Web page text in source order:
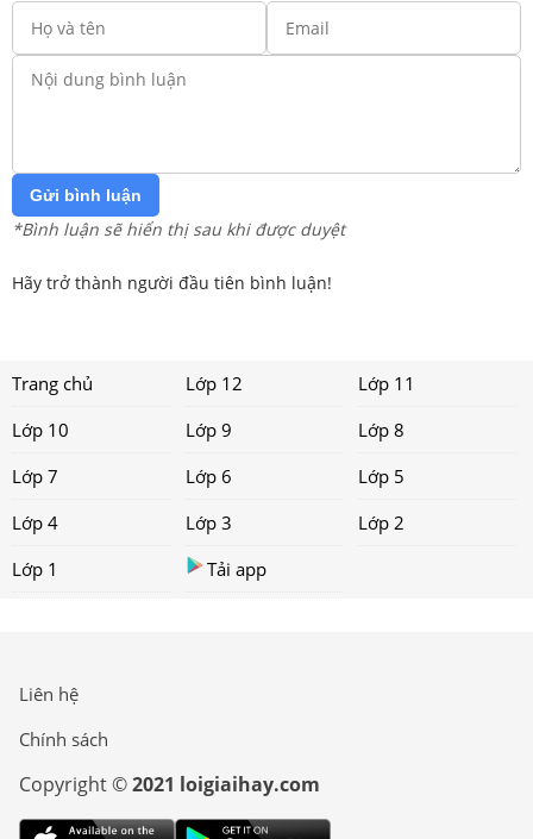
Gửi bình luận
*Bình luận sẽ hiển thị sau khi được duyệt
Hãy trở thành người đầu tiên bình luận!
Trang chủ Lớp 12
Lớp 11
Lớp 10
Lớp 9
Lớp 8
Lớp 7
Lớp 6
Lớp 5
Lớp 4
Lớp 3
Lớp 2
Lớp 1
Tải app
Liên hệ
Chính sách
Copyright ©2021 loigiaihay.com